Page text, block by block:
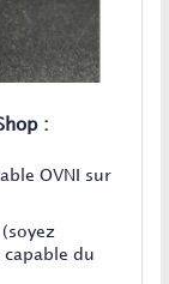
:
OVNI sur
capable du